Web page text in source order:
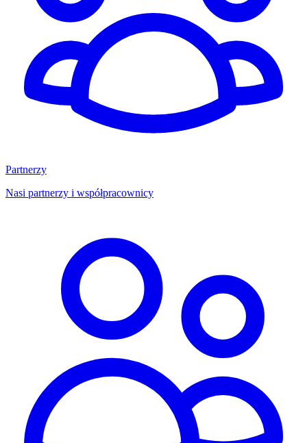
Partnerzy
Nasi partnerzy i współpracownicy